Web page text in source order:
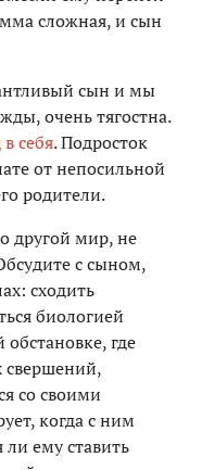
сложная, и сын
сын и мы
очень тягостна.
себя. Подросток
от непосильной
родители.
другой мир, не
с сыном,
сходить
биологией
где
свершений,
со своими
когда с ним
ему ставить